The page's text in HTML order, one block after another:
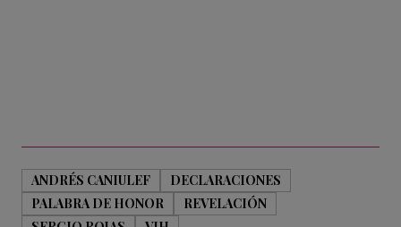
ANDRÉS CANIULEF
DECLARACIONES
PALABRA DE HONOR
REVELACIÓN